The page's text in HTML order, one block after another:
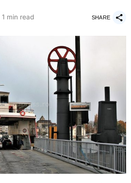
1 min read SHARE